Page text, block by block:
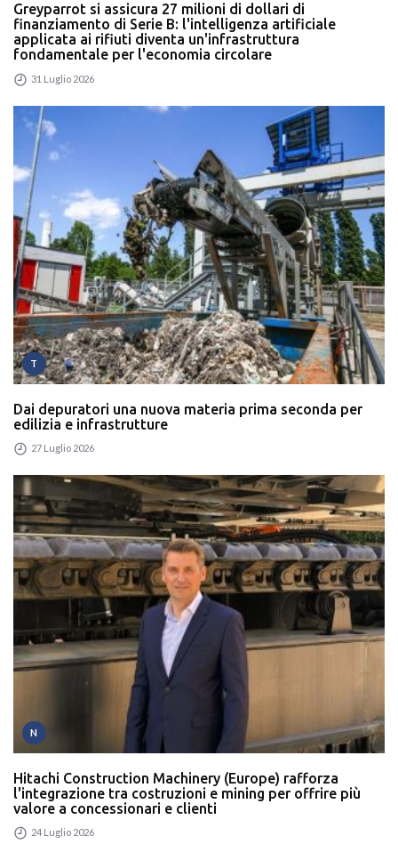
Greyparrot si assicura 27 milioni di dollari di
finanziamento di Serie B: l'intelligenza artificiale
applicata ai rifiuti diventa un'infrastruttura
fondamentale per l'economia circolare
31 Luglio 2026
T
Dai depuratori una nuova materia prima seconda per
edilizia e infrastrutture
27 Luglio 2026
N
Hitachi Construction Machinery (Europe) rafforza
l'integrazione tra costruzioni e mining per offrire più
valore a concessionari e clienti
24 Luglio 2026